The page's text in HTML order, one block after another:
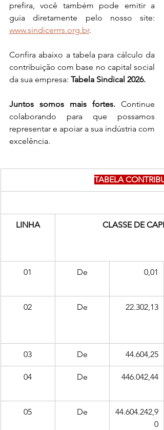
prefira, você também pode emitir a
www.sindicerrrs.org.br.
Confira abaixo a tabela para cálculo da
contribuição com base no capital social
da sua empresa: Tabela Sindical 2026.
Juntos somos mais fortes. Continue
colaborando para que possamos
representar e apoiar a sua indústria com
excelência.
TABELA
LINHA CLASSE DE
01 De 0,01
02 De 22.302,13
03 De 44.604,25
04 De 446.042,44
05 De
44.604.242,9
0